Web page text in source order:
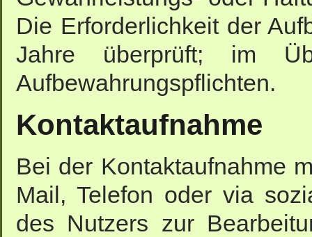
Die Erforderlichkeit der
Jahre überprüft; im
Aufbewahrungspflichten.
Kontaktaufnahme
Bei der Kontaktaufnahme
Mail, Telefon oder via
des Nutzers zur